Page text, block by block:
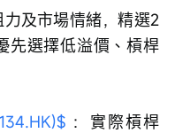
及市場情緒，精選2
先選擇低溢價、槓桿
：實際槓桿